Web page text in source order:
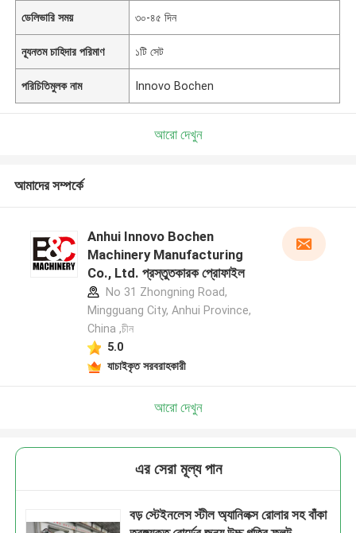
ডেলিভারি সময় ৩০-৪৫ দিন
ন্যূনতম চাহিদার পরিমাণ ১টি সেট
পরিচিতিমুলক নাম Innovo Bochen
আরো দেখুন
আমাদের সম্পর্কে
Anhui Innovo Bochen
Machinery Manufacturing
Co., Ltd. প্রস্তুতকারক প্রোফাইল
No 31 Zhongning Road,
Mingguang City, Anhui Province,
China ,চীন
5.0
যাচাইকৃত সরবরাহকারী
আরো দেখুন
এর সেরা মূল্য পান
বড় স্টেইনলেস স্টীল অ্যানিলক্স রোলার সহ বাঁকা